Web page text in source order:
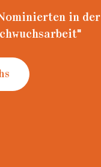
in der